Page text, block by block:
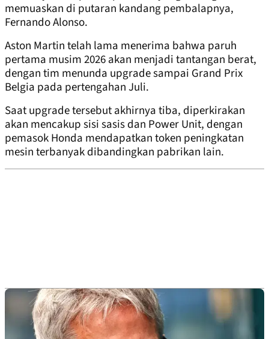
memuaskan di putaran kandang pembalapnya,
Fernando Alonso.
Aston Martin telah lama menerima bahwa paruh
pertama musim 2026 akan menjadi tantangan berat,
dengan tim menunda upgrade sampai Grand Prix
Belgia pada pertengahan Juli.
Saat upgrade tersebut akhirnya tiba, diperkirakan
akan mencakup sisi sasis dan Power Unit, dengan
pemasok Honda mendapatkan token peningkatan
mesin terbanyak dibandingkan pabrikan lain.